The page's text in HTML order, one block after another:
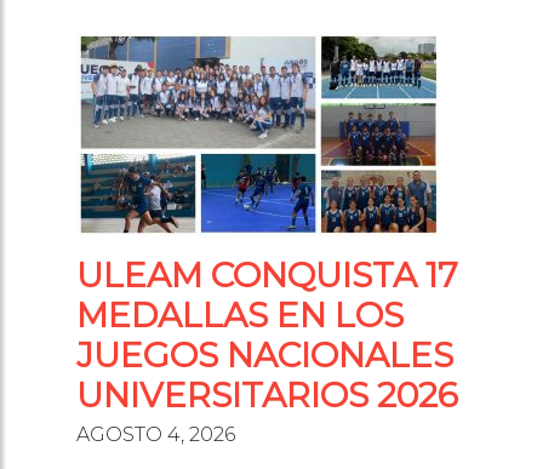
ULEAM CONQUISTA 17
MEDALLAS EN LOS
JUEGOS NACIONALES
UNIVERSITARIOS 2026
AGOSTO 4, 2026